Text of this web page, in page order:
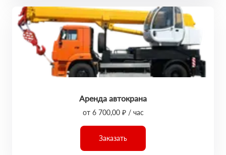
Аренда автокрана
от 6 700,00 ₽ / час
Заказать